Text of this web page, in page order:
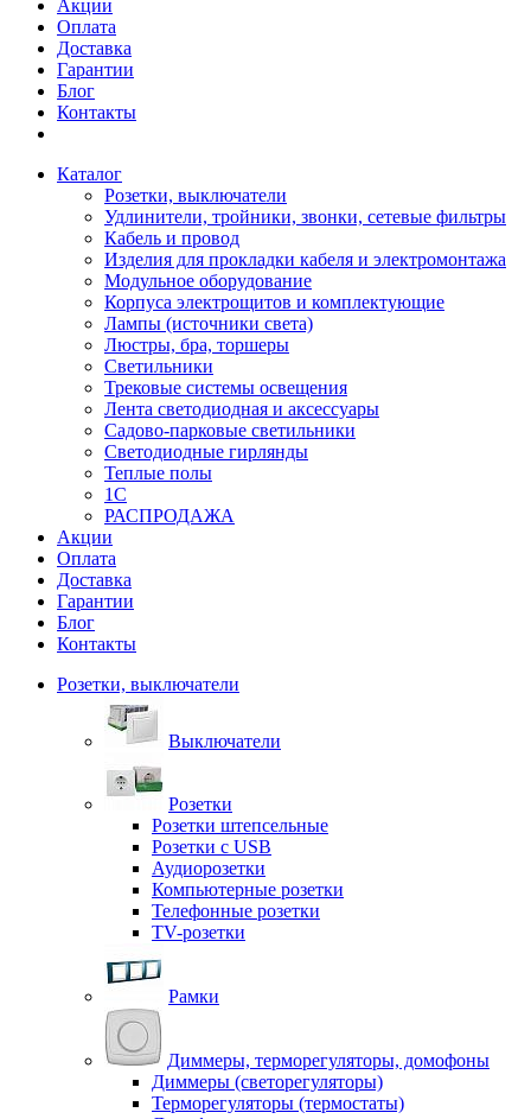
Акции
Оплата
Доставка
Гарантии
Блог
Контакты
Каталог
Розетки, выключатели
Удлинители, тройники, звонки, сетевые фильтры
Кабель и провод
Изделия для прокладки кабеля и электромонтажа
Модульное оборудование
Корпуса электрощитов и комплектующие
Лампы (источники света)
Люстры, бра, торшеры
Светильники
Трековые системы освещения
Лента светодиодная и аксессуары
Садово-парковые светильники
Светодиодные гирлянды
Теплые полы
1С
РАСПРОДАЖА
Акции
Оплата
Доставка
Гарантии
Блог
Контакты
Розетки, выключатели
Выключатели
Розетки
Розетки штепсельные
Розетки с USB
Аудиорозетки
Компьютерные розетки
Телефонные розетки
TV-розетки
Рамки
Диммеры, терморегуляторы, домофоны
Диммеры (светорегуляторы)
Терморегуляторы (термостаты)